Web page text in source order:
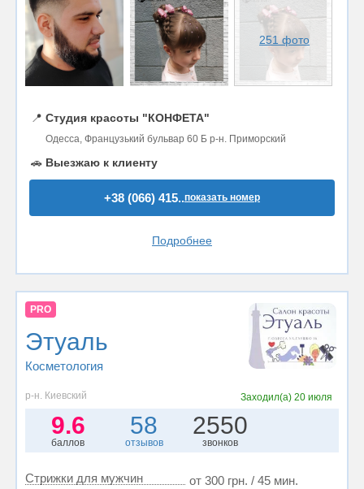
251 фото
📍 Студия красоты "КОНФЕТА"
Одесса, Французький бульвар 60 Б р-н. Приморский
🚗 Выезжаю к клиенту
+38 (066) 415..показать номер
Подробнее
PRO
Этуаль
Косметология
р-н. Киевский Заходил(а)20 июля
9.6
баллов
58
отзывов
2550
звонков
Стрижки для мужчин от 300 грн. / 45 мин.